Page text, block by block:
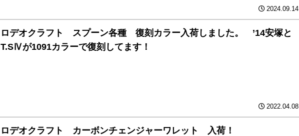
2024.09.14
ロデオクラフト スプーン各種 復刻カラー入荷しました。 ’14安塚と
T.SⅣが1091カラーで復刻してます！
2022.04.08
ロデオクラフト カーボンチェンジャーワレット 入荷！